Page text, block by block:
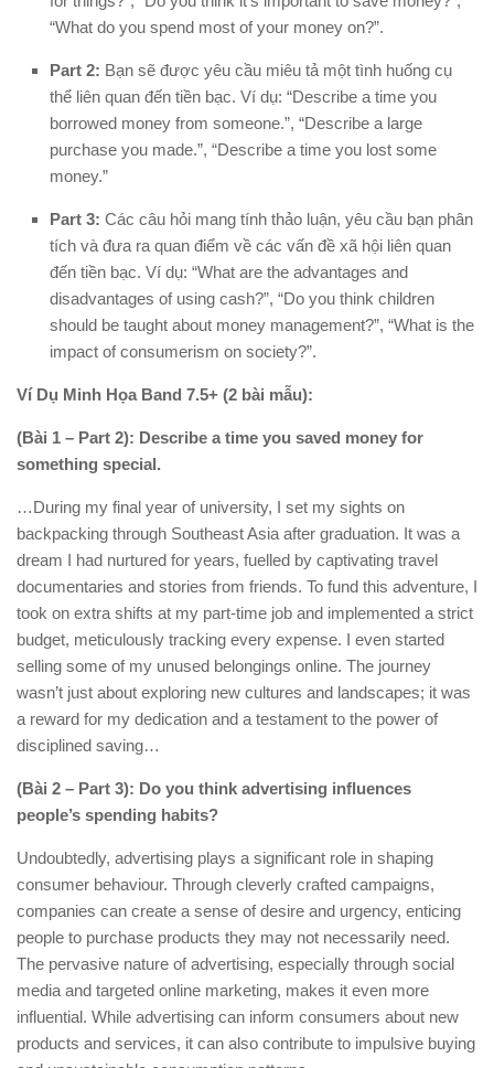
“What do you spend most of your money on?”.
Part 2: Bạn sẽ được yêu cầu miêu tả một tình huống cụ
thể liên quan đến tiền bạc. Ví dụ: “Describe a time you
borrowed money from someone.”, “Describe a large
purchase you made.”, “Describe a time you lost some
money.”
Part 3: Các câu hỏi mang tính thảo luận, yêu cầu bạn phân
tích và đưa ra quan điểm về các vấn đề xã hội liên quan
đến tiền bạc. Ví dụ: “What are the advantages and
disadvantages of using cash?”, “Do you think children
should be taught about money management?”, “What is the
impact of consumerism on society?”.
Ví Dụ Minh Họa Band 7.5+ (2 bài mẫu):
(Bài 1 – Part 2): Describe a time you saved money for
something special.
…During my final year of university, I set my sights on
backpacking through Southeast Asia after graduation. It was a
dream I had nurtured for years, fuelled by captivating travel
documentaries and stories from friends. To fund this adventure, I
took on extra shifts at my part-time job and implemented a strict
budget, meticulously tracking every expense. I even started
selling some of my unused belongings online. The journey
wasn’t just about exploring new cultures and landscapes; it was
a reward for my dedication and a testament to the power of
disciplined saving…
(Bài 2 – Part 3): Do you think advertising influences
people’s spending habits?
Undoubtedly, advertising plays a significant role in shaping
consumer behaviour. Through cleverly crafted campaigns,
companies can create a sense of desire and urgency, enticing
people to purchase products they may not necessarily need.
The pervasive nature of advertising, especially through social
media and targeted online marketing, makes it even more
influential. While advertising can inform consumers about new
products and services, it can also contribute to impulsive buying